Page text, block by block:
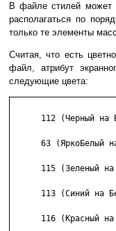
В файле стилей может
располагаться по
только те элементы
Считая, что есть
файл, атрибут
следующие цвета:
112 (Черный на
63 (ЯркоБелый
115 (Зеленый
113 (Синий на
116 (Красный